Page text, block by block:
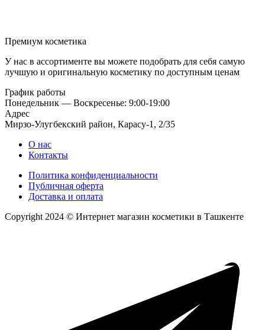
Премиум косметика
У нас в ассортименте вы можете подобрать для себя самую
лучшую и оригинальную косметику по доступным ценам
График работы
Понедельник — Воскресенье: 9:00-19:00
Адрес
Мирзо-Улугбекский район, Карасу-1, 2/35
О нас
Контакты
Политика конфиденциальности
Публичная оферта
Доставка и оплата
Copyright 2024 © Интернет магазин косметики в Ташкенте